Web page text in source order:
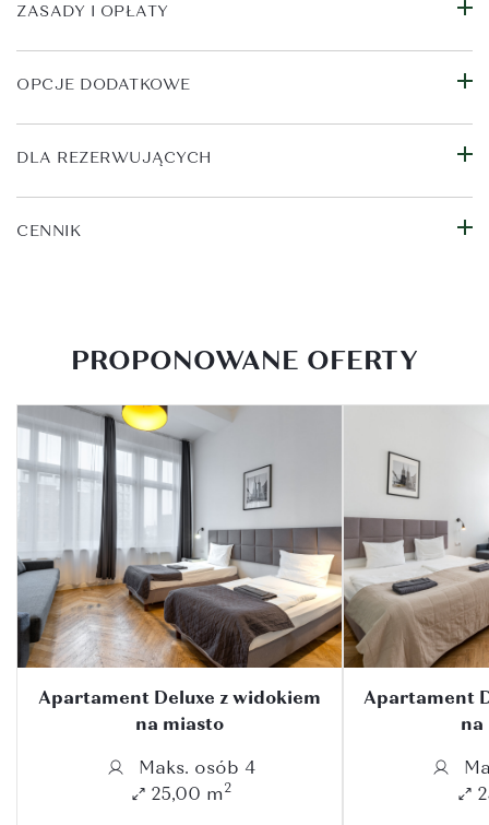
ZASADY I OPŁATY
OPCJE DODATKOWE
DLA REZERWUJĄCYCH
CENNIK
PROPONOWANE OFERTY
Apartament Deluxe z widokiem
na miasto
25,00 m2
Maks. osób 4
Apartament
na